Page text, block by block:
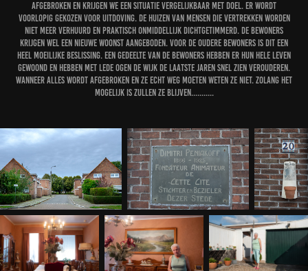
afgebroken en krijgen we een situatie vergelijkbaar met Doel. Er wordt
voorlopig gekozen voor uitdoving. De huizen van mensen die vertrekken worden
niet meer verhuurd en praktisch onmiddellijk dichtgetimmerd. De bewoners
krijgen wel een nieuwe woonst aangeboden. Voor de oudere bewoners is dit een
heel moeilijke beslissing. Een gedeelte van de bewoners hebben er hun hele leven
gewoond en hebben met lede ogen de wijk de laatste jaren snel zien verouderen.
Wanneer alles wordt afgebroken en ze echt weg moeten weten ze niet. Zolang het
mogelijk is zullen ze blijven...........